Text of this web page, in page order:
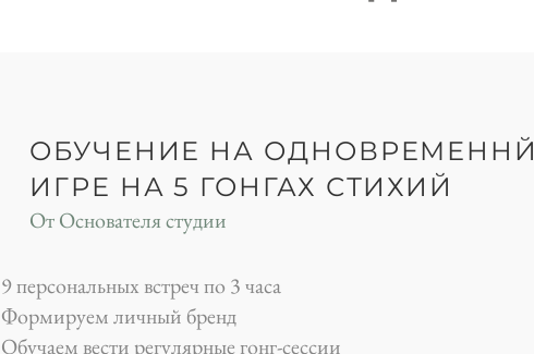
ОБУЧЕНИЕ НА ОДНОВРЕМЕННЙ
ИГРЕ НА 5 ГОНГАХ СТИХИЙ
От Основателя студии
9 персональных встреч по 3 часа
Формируем личный бренд
Обучаем вести регулярные гонг-сессии